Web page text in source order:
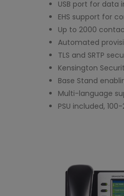
USB port for
EHS support for
Up to 2000
Automated
TLS and SRTP
Kensington
Base Stand
Multi-language
PSU included,